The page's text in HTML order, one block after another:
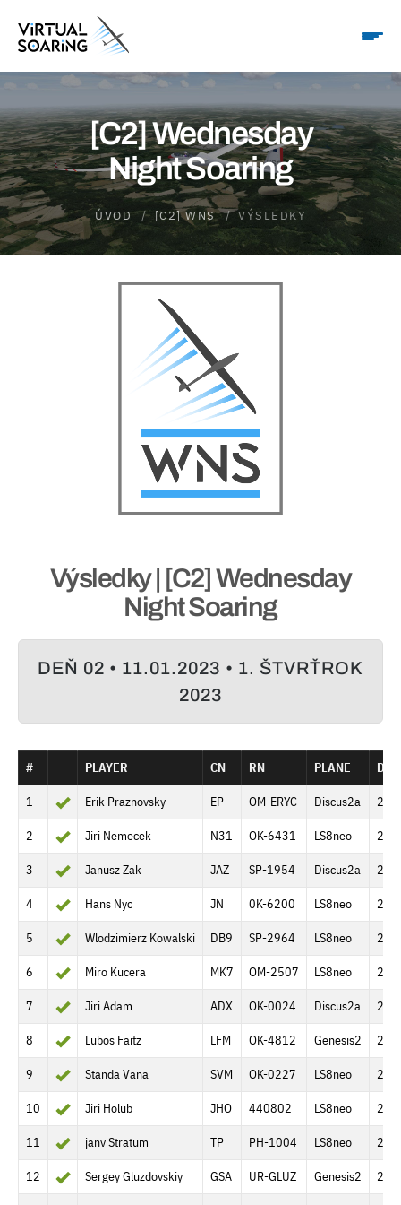
[C2] Wednesday
Night Soaring
ÚVOD [C2] WNS VÝSLEDKY
Výsledky | [C2] Wednesday
Night Soaring
DEŇ 02 • 11.01.2023 • 1. ŠTVRŤROK
2023
# PLAYER CN RN PLANE
1 Erik Praznovsky EP OM-ERYC Discus2a
2 Jiri Nemecek N31 OK-6431 LS8neo
3 Janusz Zak JAZ SP-1954 Discus2a
4 Hans Nyc JN 0K-6200 LS8neo
5 Wlodzimierz Kowalski DB9 SP-2964 LS8neo
6 Miro Kucera MK7 OM-2507 LS8neo
7 Jiri Adam ADX OK-0024 Discus2a
8 Lubos Faitz LFM OK-4812 Genesis2
9 Standa Vana SVM OK-0227 LS8neo
10 Jiri Holub JHO 440802 LS8neo
11 janv Stratum TP PH-1004 LS8neo
12 Sergey Gluzdovskiy GSA UR-GLUZ Genesis2